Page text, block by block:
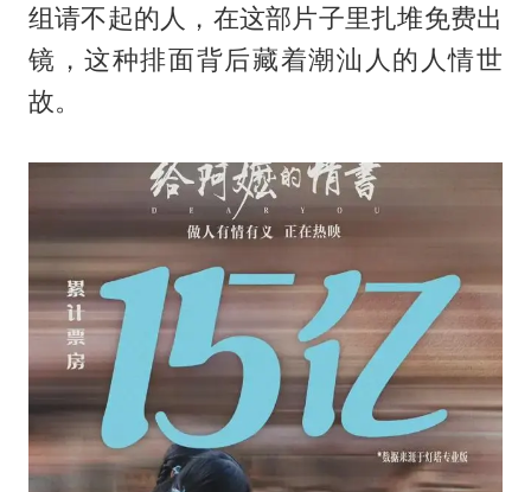
组请不起的人，在这部片子里扎堆免费出
镜，这种排面背后藏着潮汕人的人情世
故。